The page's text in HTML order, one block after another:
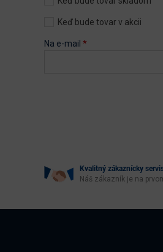
Keď bude tovar v akcii
Na e-mail *
Kvalitný zákaznícky
Náš zákazník je na